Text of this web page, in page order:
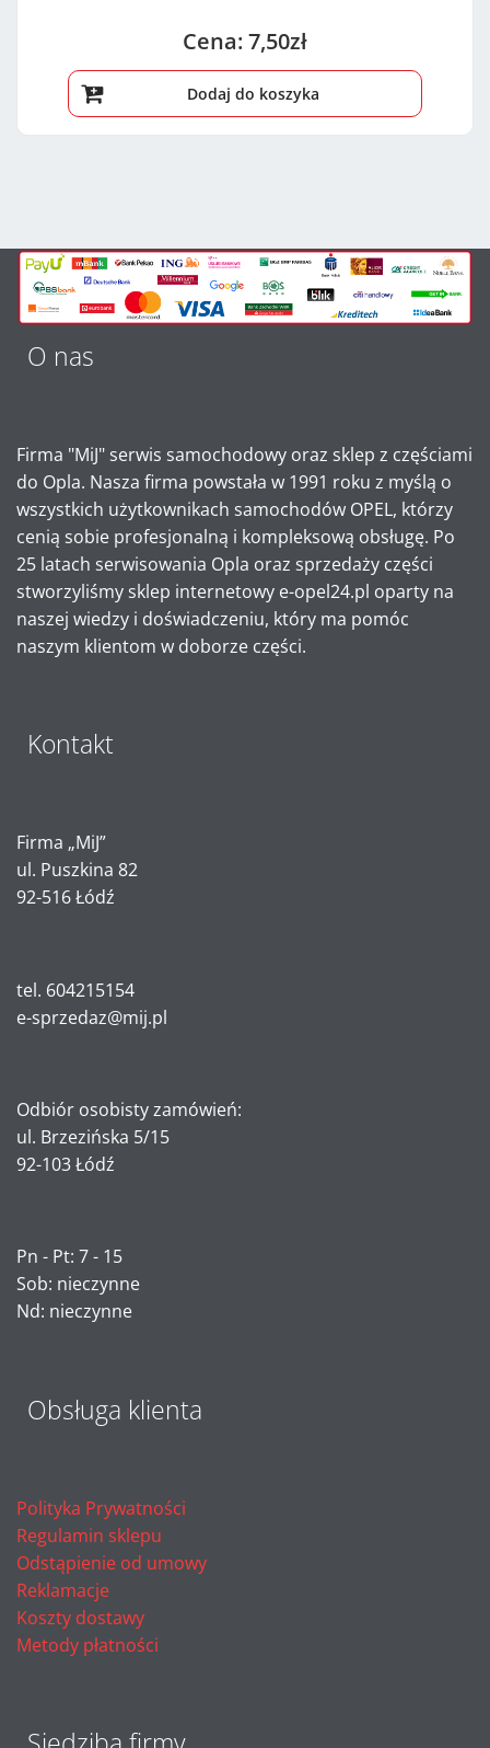
7,50zł
Dodaj do koszyka
O nas
Firma "MiJ" serwis samochodowy oraz sklep z częściami
do Opla. Nasza firma powstała w 1991 roku z myślą o
wszystkich użytkownikach samochodów OPEL, którzy
cenią sobie profesjonalną i kompleksową obsługę. Po
25 latach serwisowania Opla oraz sprzedaży części
stworzyliśmy sklep internetowy e-opel24.pl oparty na
naszej wiedzy i doświadczeniu, który ma pomóc
naszym klientom w doborze części.
Kontakt
Firma „MiJ”
ul. Puszkina 82
92-516 Łódź
tel. 604215154
e-sprzedaz@mij.pl
Odbiór osobisty zamówień:
ul. Brzezińska 5/15
92-103 Łódź
Pn - Pt: 7 - 15
Sob: nieczynne
Nd: nieczynne
Obsługa klienta
Polityka Prywatności
Regulamin sklepu
Odstąpienie od umowy
Reklamacje
Koszty dostawy
Metody płatności